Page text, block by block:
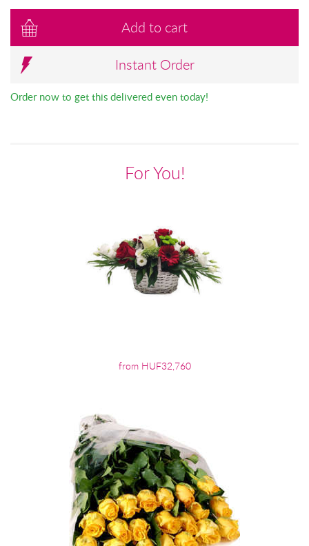
Add to cart
Instant Order
Order now to get this delivered even today!
For You!
from HUF32,760